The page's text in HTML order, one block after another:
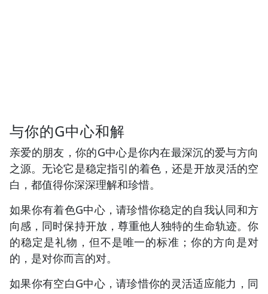
与你的G中心和解
亲爱的朋友，你的G中心是你内在最深沉的爱与方向
之源。无论它是稳定指引的着色，还是开放灵活的空
白，都值得你深深理解和珍惜。
如果你有着色G中心，请珍惜你稳定的自我认同和方
向感，同时保持开放，尊重他人独特的生命轨迹。你
的稳定是礼物，但不是唯一的标准；你的方向是对
的，是对你而言的对。
如果你有空白G中心，请珍惜你的灵活适应能力，同